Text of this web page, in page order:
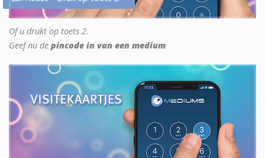
Of u drukt op toets 2.
Geef nu de pincode in van een medium